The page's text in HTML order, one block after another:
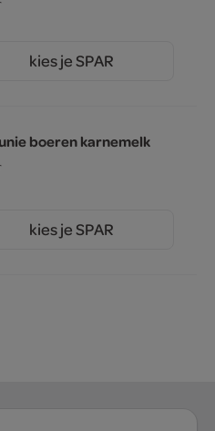
kies je SPAR
boeren karnemelk
kies je SPAR